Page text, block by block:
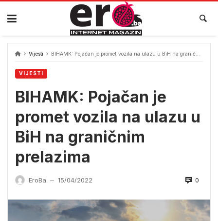
Skip
content
Vijesti BIHAMK: Pojačan je promet vozila na ulazu u BiH na graničnim prelazima
VIJESTI
BIHAMK: Pojačan je
promet vozila na ulazu u
BiH na graničnim
prelazima
EroBa — 15/04/2022 0